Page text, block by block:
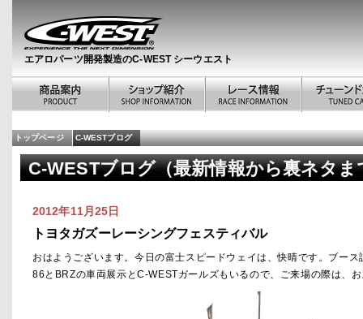
エアロパーツ開発製造のC-WEST シーウエスト
トップページ C-WESTブログ
C-WESTブログ（最新情報から裏ネタま
2012年11月25日
トヨタガズーレーシングフェスティバル
おはようございます。今日の富士スピードウェイは、快晴です。ブース
86とBRZの車両展示とC-WESTガールズもいるので、ご来場の際は、